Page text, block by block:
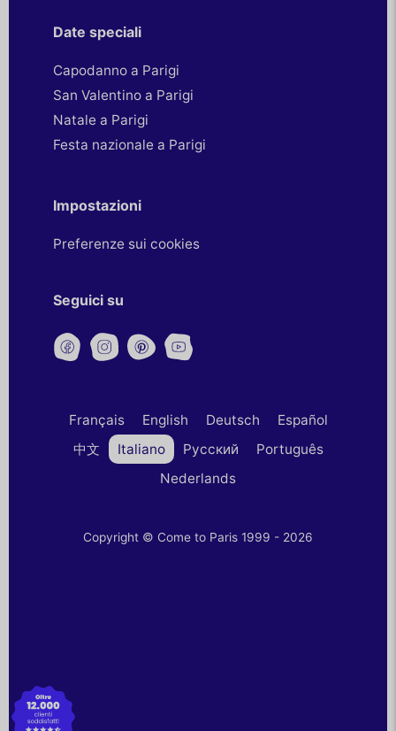
Date speciali
Capodanno a Parigi
San Valentino a Parigi
Natale a Parigi
Festa nazionale a Parigi
Impostazioni
Preferenze sui cookies
Seguici su
Français English Deutsch
Español
中文
Italiano Русский
Português
Nederlands
Copyright © Come to Paris 1999 - 2026